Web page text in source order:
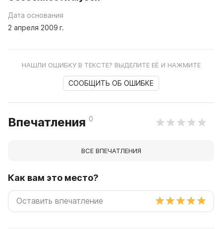
Дата основания
2 апреля 2009 г.
НАШЛИ ОШИБКУ В ТЕКСТЕ? ВЫДЕЛИТЕ ЕЁ И НАЖМИТЕ
СООБЩИТЬ ОБ ОШИБКЕ
Впечатления 0
ВСЕ ВПЕЧАТЛЕНИЯ
Как вам это место?